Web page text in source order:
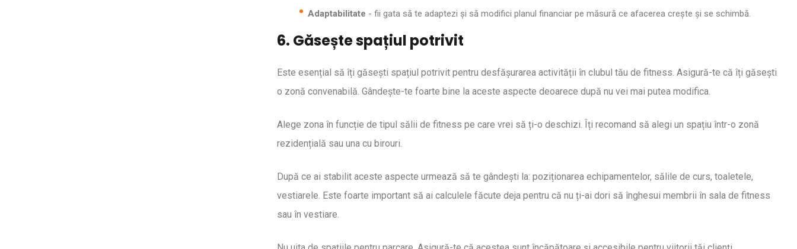
Adaptabilitate - fii gata să te adaptezi și să modifici planul financiar pe măsură ce afacerea crește și se schimbă.
6. Găsește spațiul potrivit
Este esențial să îți găsești spațiul potrivit pentru desfășurarea activității în clubul tău de fitness. Asigură-te că îți găsești
o zonă convenabilă. Gândește-te foarte bine la aceste aspecte deoarece după nu vei mai putea modifica.
Alege zona în funcție de tipul sălii de fitness pe care vrei să ți-o deschizi. Îți recomand să alegi un spațiu într-o zonă
rezidențială sau una cu birouri.
După ce ai stabilit aceste aspecte urmează să te gândești la: poziționarea echipamentelor, sălile de curs, toaletele,
vestiarele. Este foarte important să ai calculele făcute deja pentru că nu ți-ai dori să înghesui membrii în sala de fitness
sau în vestiare.